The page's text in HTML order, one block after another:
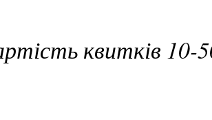
квитків 10-